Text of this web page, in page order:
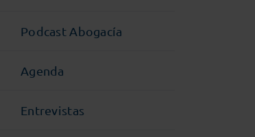
Podcast Abogacía
Agenda
Entrevistas